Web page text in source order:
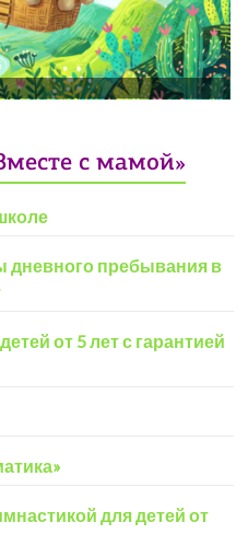
с мамой»
дневного пребывания в
от 5 лет с гарантией
для детей от